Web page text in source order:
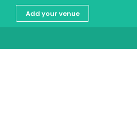
Add your venue